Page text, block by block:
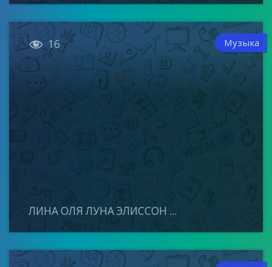
 16 Музыка
ЛИНА ОЛЯ ЛУНА ЭЛИССОН ...